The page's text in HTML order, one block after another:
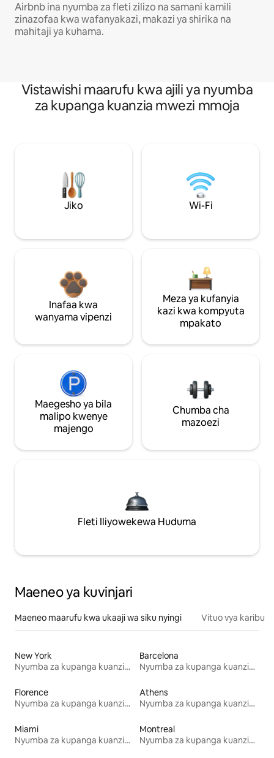
Airbnb ina nyumba za fleti zilizo na samani kamili
zinazofaa kwa wafanyakazi, makazi ya shirika na
mahitaji ya kuhama.
Vistawishi maarufu kwa ajili ya nyumba
za kupanga kuanzia mwezi mmoja
Jiko Wi-Fi
Inafaa kwa
wanyama vipenzi
Meza ya kufanyia
kazi kwa kompyuta
mpakato
Maegesho ya bila
malipo kwenye
majengo
Chumba cha
mazoezi
Fleti Iliyowekewa Huduma
Maeneo ya kuvinjari
Maeneo maarufu kwa ukaaji wa siku nyingi Vituo vya karibu
New York
Nyumba za kupanga kuanzia mwezi mmoja
Barcelona
Nyumba za kupanga kuanzia mwezi mmoja
Florence
Nyumba za kupanga kuanzia mwezi mmoja
Athens
Nyumba za kupanga kuanzia mwezi mmoja
Miami
Nyumba za kupanga kuanzia mwezi mmoja
Montreal
Nyumba za kupanga kuanzia mwezi mmoja